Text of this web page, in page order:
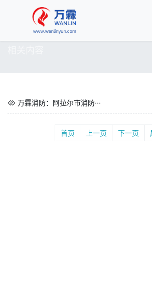
万霖消防：阿拉尔市消防···
首页 上一页 下一页